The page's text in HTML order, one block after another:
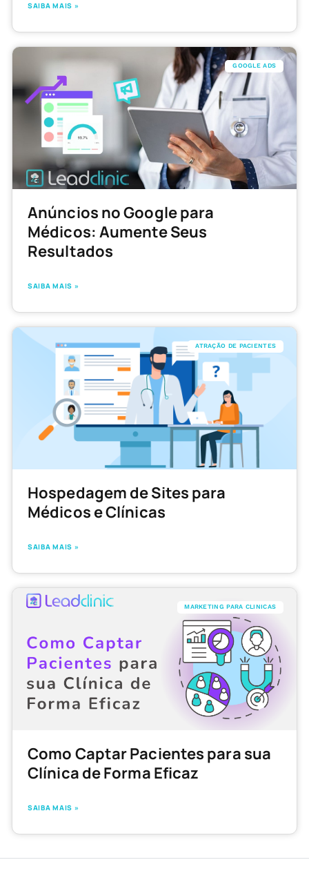
SAIBA MAIS »
GOOGLE ADS
Anúncios no Google para
Médicos: Aumente Seus
Resultados
SAIBA MAIS »
ATRAÇÃO DE PACIENTES
Hospedagem de Sites para
Médicos e Clínicas
SAIBA MAIS »
MARKETING PARA CLINICAS
Como Captar Pacientes para sua
Clínica de Forma Eficaz
SAIBA MAIS »